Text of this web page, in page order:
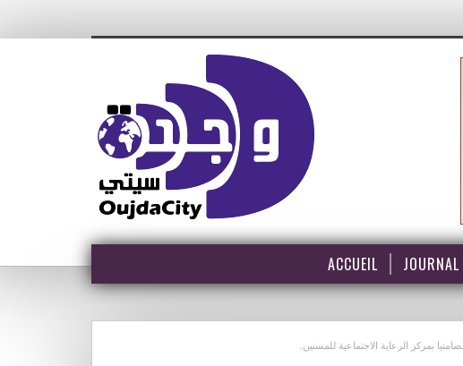
ACCUEIL JOURNAL
بمركز الرعاية الاجتماعية للمسنين.